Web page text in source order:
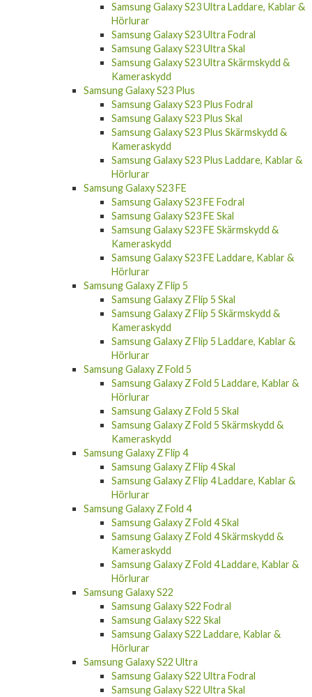
Samsung Galaxy S23 Ultra Laddare, Kablar &
Hörlurar
Samsung Galaxy S23 Ultra Fodral
Samsung Galaxy S23 Ultra Skal
Samsung Galaxy S23 Ultra Skärmskydd &
Kameraskydd
Samsung Galaxy S23 Plus
Samsung Galaxy S23 Plus Fodral
Samsung Galaxy S23 Plus Skal
Samsung Galaxy S23 Plus Skärmskydd &
Kameraskydd
Samsung Galaxy S23 Plus Laddare, Kablar &
Hörlurar
Samsung Galaxy S23 FE
Samsung Galaxy S23 FE Fodral
Samsung Galaxy S23 FE Skal
Samsung Galaxy S23 FE Skärmskydd &
Kameraskydd
Samsung Galaxy S23 FE Laddare, Kablar &
Hörlurar
Samsung Galaxy Z Flip 5
Samsung Galaxy Z Flip 5 Skal
Samsung Galaxy Z Flip 5 Skärmskydd &
Kameraskydd
Samsung Galaxy Z Flip 5 Laddare, Kablar &
Hörlurar
Samsung Galaxy Z Fold 5
Samsung Galaxy Z Fold 5 Laddare, Kablar &
Hörlurar
Samsung Galaxy Z Fold 5 Skal
Samsung Galaxy Z Fold 5 Skärmskydd &
Kameraskydd
Samsung Galaxy Z Flip 4
Samsung Galaxy Z Flip 4 Skal
Samsung Galaxy Z Flip 4 Laddare, Kablar &
Hörlurar
Samsung Galaxy Z Fold 4
Samsung Galaxy Z Fold 4 Skal
Samsung Galaxy Z Fold 4 Skärmskydd &
Kameraskydd
Samsung Galaxy Z Fold 4 Laddare, Kablar &
Hörlurar
Samsung Galaxy S22
Samsung Galaxy S22 Fodral
Samsung Galaxy S22 Skal
Samsung Galaxy S22 Laddare, Kablar &
Hörlurar
Samsung Galaxy S22 Ultra
Samsung Galaxy S22 Ultra Fodral
Samsung Galaxy S22 Ultra Skal